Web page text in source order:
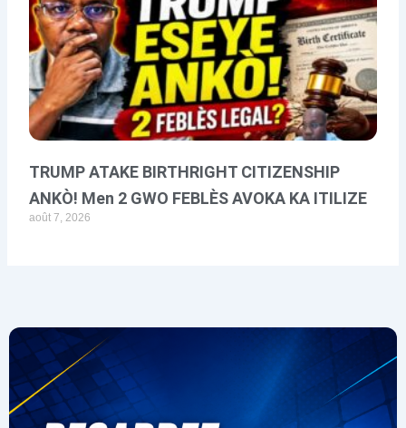
TRUMP ATAKE BIRTHRIGHT CITIZENSHIP
ANKÒ! Men 2 GWO FEBLÈS AVOKA KA ITILIZE
août 7, 2026